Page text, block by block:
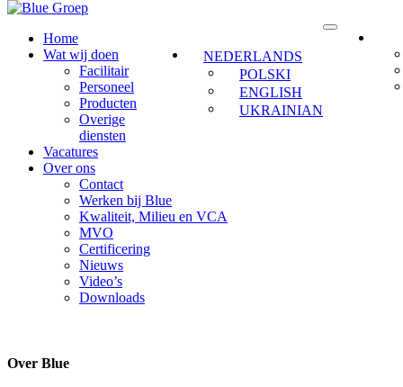
NEDERLANDS
POLSKI
ENGLISH
UKRAINIAN
Home
Wat wij doen
Facilitair
Personeel
Producten
Overige
diensten
Vacatures
Over ons
Contact
Werken bij Blue
Kwaliteit, Milieu en VCA
MVO
Certificering
Nieuws
Video’s
Downloads
Over Blue